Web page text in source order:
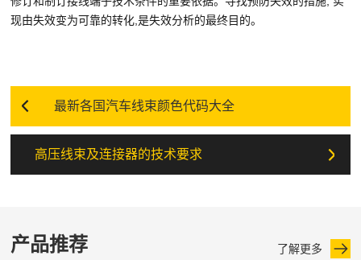
现由失效变为可靠的转化,是失效分析的最终目的。
最新各国汽车线束颜色代码大全
高压线束及连接器的技术要求
产品推荐 了解更多